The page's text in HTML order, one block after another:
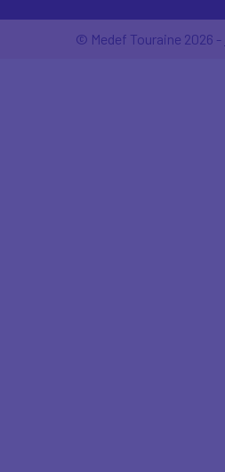
© Medef Touraine 2026 -